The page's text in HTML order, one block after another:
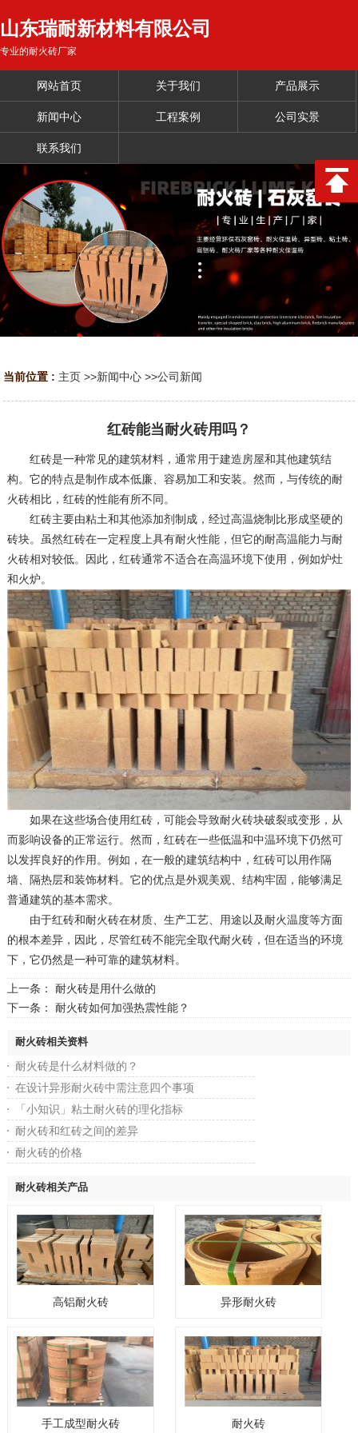
山东瑞耐新材料有限公司
专业的耐火砖厂家
网站首页 关于我们 产品展示
新闻中心 工程案例 公司实景
联系我们
当前位置 : 主页 >>新闻中心 >>公司新闻
红砖能当耐火砖用吗？
红砖是一种常见的建筑材料，通常用于建造房屋和其他建筑结
构。它的特点是制作成本低廉、容易加工和安装。然而，与传统的耐
火砖相比，红砖的性能有所不同。
红砖主要由粘土和其他添加剂制成，经过高温烧制比形成坚硬的
砖块。虽然红砖在一定程度上具有耐火性能，但它的耐高温能力与耐
火砖相对较低。因此，红砖通常不适合在高温环境下使用，例如炉灶
和火炉。
如果在这些场合使用红砖，可能会导致耐火砖块破裂或变形，从
而影响设备的正常运行。然而，红砖在一些低温和中温环境下仍然可
以发挥良好的作用。例如，在一般的建筑结构中，红砖可以用作隔
墙、隔热层和装饰材料。它的优点是外观美观、结构牢固，能够满足
普通建筑的基本需求。
由于红砖和耐火砖在材质、生产工艺、用途以及耐火温度等方面
的根本差异，因此，尽管红砖不能完全取代耐火砖，但在适当的环境
下，它仍然是一种可靠的建筑材料。
上一条： 耐火砖是用什么做的
下一条： 耐火砖如何加强热震性能？
耐火砖相关资料
耐火砖是什么材料做的？
在设计异形耐火砖中需注意四个事项
「小知识」粘土耐火砖的理化指标
耐火砖和红砖之间的差异
耐火砖的价格
耐火砖相关产品
高铝耐火砖 异形耐火砖
手工成型耐火砖 耐火砖